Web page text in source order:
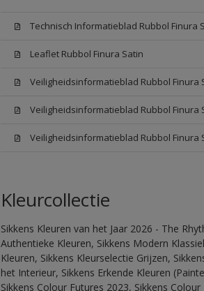
Technisch Informatieblad Rubbol Finura
Leaflet Rubbol Finura Satin
Veiligheidsinformatieblad Rubbol Finura
Veiligheidsinformatieblad Rubbol Finura
Veiligheidsinformatieblad Rubbol Finura
Kleurcollectie
Sikkens Kleuren van het Jaar 2026 - The
Authentieke Kleuren, Sikkens Modern
Kleuren, Sikkens Kleurselectie Grijzen,
het Interieur, Sikkens Erkende Kleuren
Sikkens Colour Futures 2023, Sikkens